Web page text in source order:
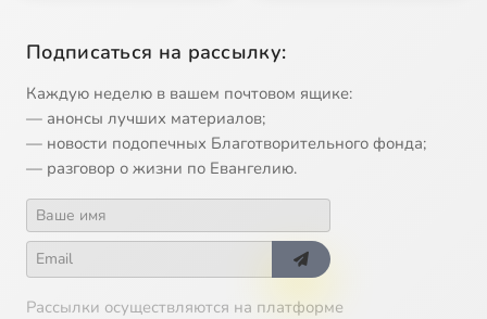
Подписаться на рассылку:
Каждую неделю в вашем почтовом ящике:
— анонсы лучших материалов;
— новости подопечных Благотворительного фонда;
— разговор о жизни по Евангелию.
Рассылки осуществляются на платформе